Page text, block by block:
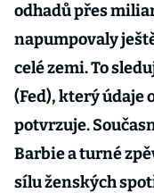
odhadů přes
napumpovaly
celé zemi. To
(Fed), který údaje
potvrzuje.
Barbie a turné
sílu ženských